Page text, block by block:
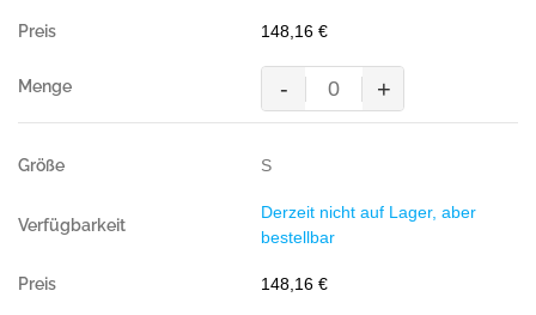
240
Menge
148,16 €
MASCOT®
WELS,
GELB/MARINE
240
- +
S
Derzeit nicht auf Lager, aber
bestellbar
148,16 €